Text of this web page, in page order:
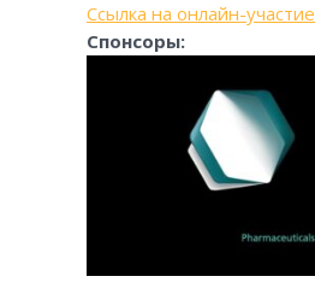
Ссылка на онлайн-участие
Спонсоры: